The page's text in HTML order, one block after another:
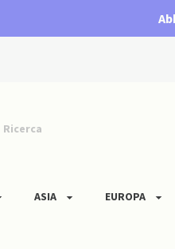
Ricerca
ASIA EUROPA